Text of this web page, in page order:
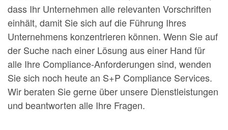
dass Ihr Unternehmen alle relevanten Vorschriften
einhält, damit Sie sich auf die Führung Ihres
Unternehmens konzentrieren können. Wenn Sie auf
der Suche nach einer Lösung aus einer Hand für
alle Ihre Compliance-Anforderungen sind, wenden
Sie sich noch heute an S+P Compliance Services.
Wir beraten Sie gerne über unsere Dienstleistungen
und beantworten alle Ihre Fragen.